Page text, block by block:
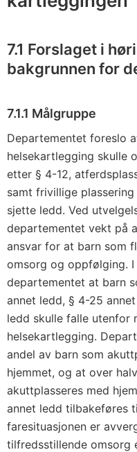
7.1 Forslaget i
bakgrunnen for
7.1.1 Målgruppe
Departementet foreslo
helsekartlegging skulle
etter § 4-12,
samt frivillige
sjette ledd. Ved
departementet vekt på
ansvar for at barn som
omsorg og oppfølging.
departementet at barn
annet ledd, § 4-25
ledd skulle falle utenfor
helsekartlegging.
andel av barn som
hjemmet, og at over
akuttplasseres med
annet ledd tilbakeføres
faresituasjonen er
tilfredsstillende omsorg